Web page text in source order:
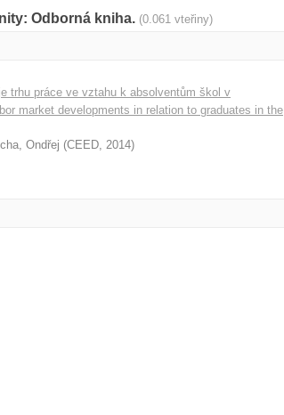
Odborná kniha. (0.061 vteřiny)
trhu práce ve vztahu k absolventům škol v
market developments in relation to graduates in the
Ondřej (CEED, 2014)